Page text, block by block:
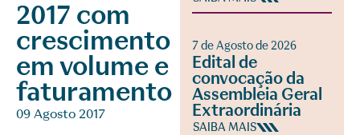
2017 com
crescimento
em volume e
faturamento
09 Agosto 2017
7 de Agosto de 2026
Edital de
convocação da
Assembleia Geral
Extraordinária
SAIBA MAIS